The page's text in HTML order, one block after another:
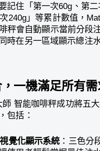
記住「第一次60g、第二
240g」等累計數值，
秤會自動顯示當前分段
時在另一區域顯示總注
一機滿足所有需
智能咖啡秤成功將五
包括：
覺化顯示系統：三色分